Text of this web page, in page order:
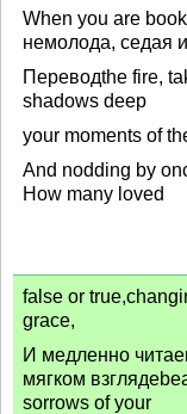
When you are
немолода, седая
Переводthe fire,
shadows deep
your moments of
And nodding by
How many loved
false or
grace,
И медленно
мягком
sorrows of your